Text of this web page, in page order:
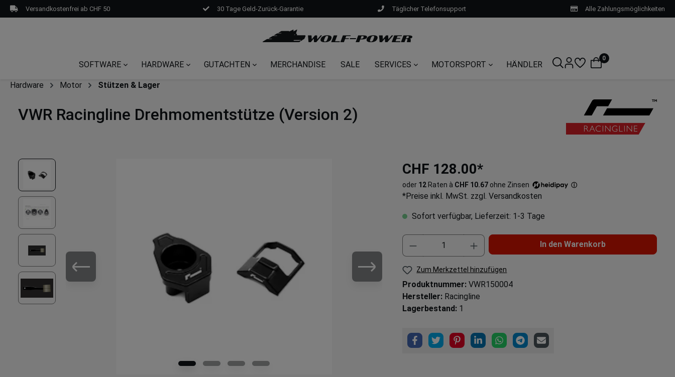
Versandkostenfrei ab CHF 50 30 Tage Geld-Zurück-Garantie Täglicher Telefonsupport Alle Zahlungsmöglichkeiten
SOFTWARE HARDWARE GUTACHTEN MERCHANDISE SALE SERVICES MOTORSPORT HÄNDLER
0
Hardware Motor Stützen & Lager
VWR Racingline Drehmomentstütze (Version 2)
CHF 128.00*
oder 12 Raten à CHF 10.67 ohne Zinsen ⓘ
*Preise inkl. MwSt. zzgl. Versandkosten
Sofort verfügbar, Lieferzeit: 1-3 Tage
In den Warenkorb
Zum Merkzettel hinzufügen
Produktnummer:VWR150004
Hersteller: Racingline
Lagerbestand: 1